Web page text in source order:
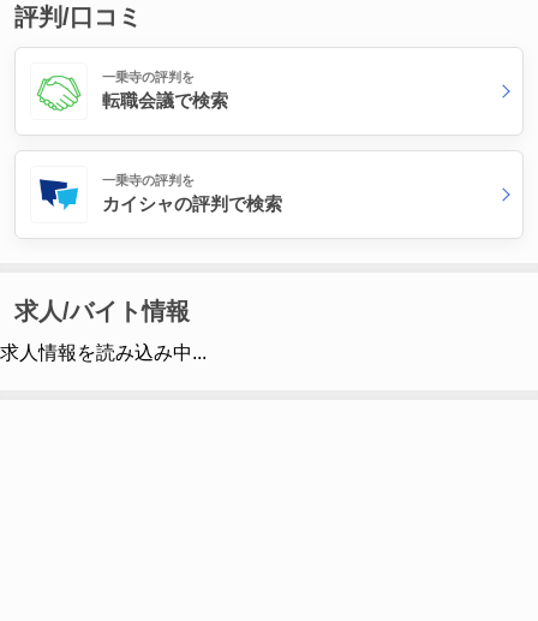
評判/口コミ
一乗寺の評判を
転職会議で検索
一乗寺の評判を
カイシャの評判で検索
求人/バイト情報
求人情報を読み込み中...